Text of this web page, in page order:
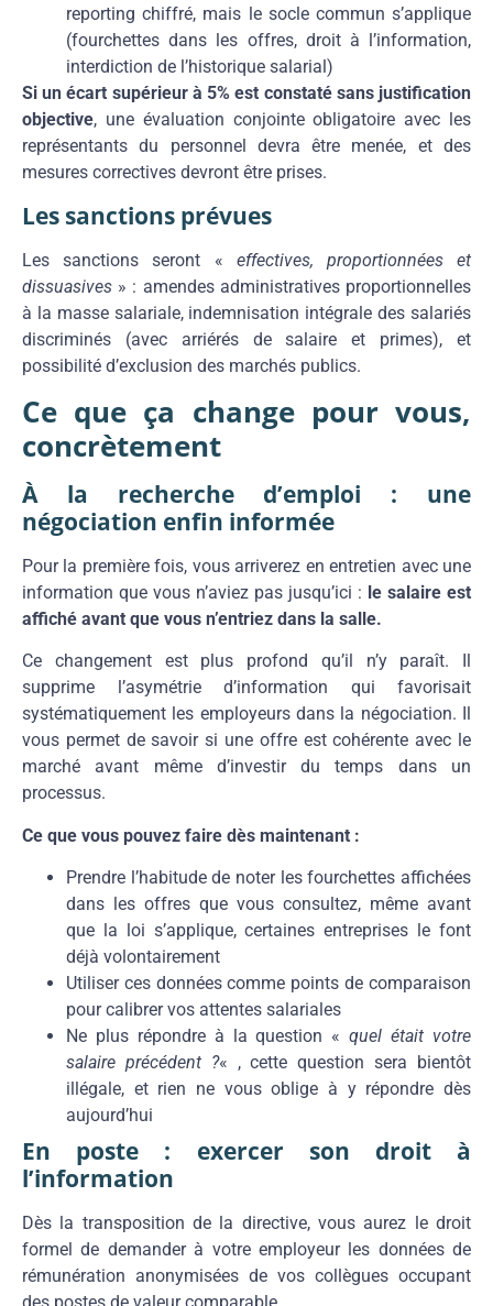
reporting chiffré, mais le socle commun s’applique
(fourchettes dans les offres, droit à l’information,
interdiction de l’historique salarial)
Si un écart supérieur à 5% est constaté sans justification
objective, une évaluation conjointe obligatoire avec les
représentants du personnel devra être menée, et des
mesures correctives devront être prises.
Les sanctions prévues
Les sanctions seront « effectives, proportionnées et
dissuasives » : amendes administratives proportionnelles
à la masse salariale, indemnisation intégrale des salariés
discriminés (avec arriérés de salaire et primes), et
possibilité d’exclusion des marchés publics.
Ce que ça change pour vous,
concrètement
À la recherche d’emploi : une
négociation enfin informée
Pour la première fois, vous arriverez en entretien avec une
information que vous n’aviez pas jusqu’ici : le salaire est
affiché avant que vous n’entriez dans la salle.
Ce changement est plus profond qu’il n’y paraît. Il
supprime l’asymétrie d’information qui favorisait
systématiquement les employeurs dans la négociation. Il
vous permet de savoir si une offre est cohérente avec le
marché avant même d’investir du temps dans un
processus.
Ce que vous pouvez faire dès maintenant :
Prendre l’habitude de noter les fourchettes affichées
dans les offres que vous consultez, même avant
que la loi s’applique, certaines entreprises le font
déjà volontairement
Utiliser ces données comme points de comparaison
pour calibrer vos attentes salariales
Ne plus répondre à la question «quel était votre
salaire précédent ?« , cette question sera bientôt
illégale, et rien ne vous oblige à y répondre dès
aujourd’hui
En poste : exercer son droit à
l’information
Dès la transposition de la directive, vous aurez le droit
formel de demander à votre employeur les données de
rémunération anonymisées de vos collègues occupant